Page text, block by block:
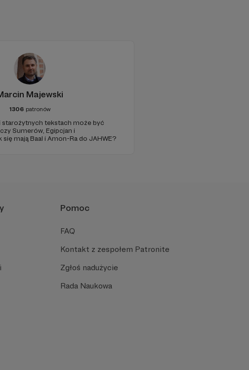
Majewski
1306 patronów
starożytnych tekstach może być
Sumerów, Egipcjan i
mają Baal i Amon-Ra do JAHWE?
Pomoc
FAQ
Kontakt z zespołem Patronite
Zgłoś nadużycie
Rada Naukowa